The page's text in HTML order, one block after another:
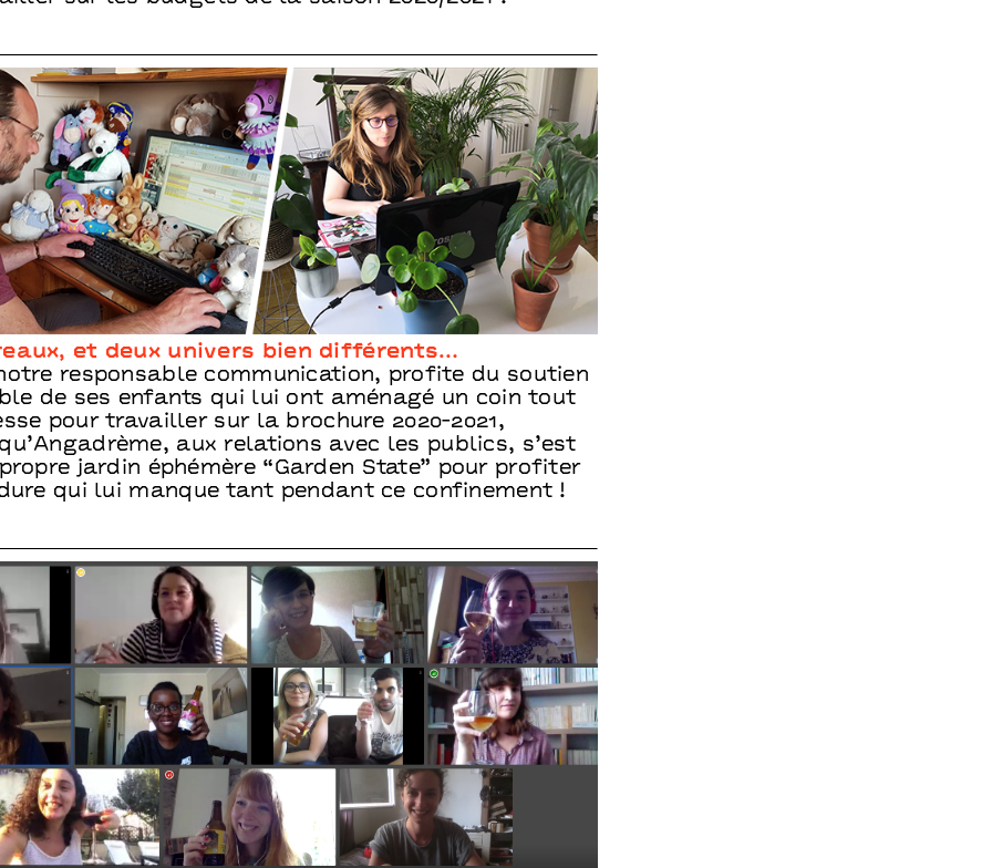
et deux univers bien différents…
responsable communication, profite du soutien
de ses enfants qui lui ont aménagé un coin tout
pour travailler sur la brochure 2020-2021,
aux relations avec les publics, s’est
jardin éphémère “Garden State” pour profiter
qui lui manque tant pendant ce confinement !